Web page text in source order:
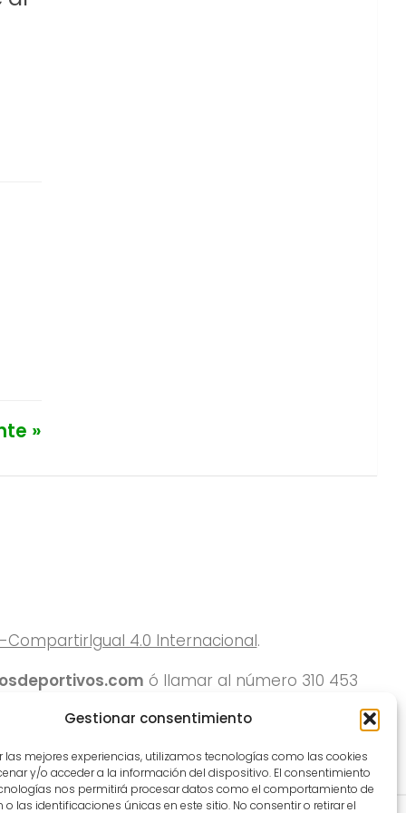
Gestionar consentimiento
las mejores experiencias, utilizamos tecnologías como las cookies
y/o acceder a la información del dispositivo. El consentimiento
nos permitirá procesar datos como el comportamiento de
o las identificaciones únicas en este sitio. No consentir o retirar el
»
4.0 Internacional.
ó llamar al número 310 453